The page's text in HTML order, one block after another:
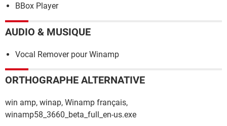
BBox Player
AUDIO & MUSIQUE
Vocal Remover pour Winamp
ORTHOGRAPHE ALTERNATIVE
win amp, winap, Winamp français,
winamp58_3660_beta_full_en-us.exe